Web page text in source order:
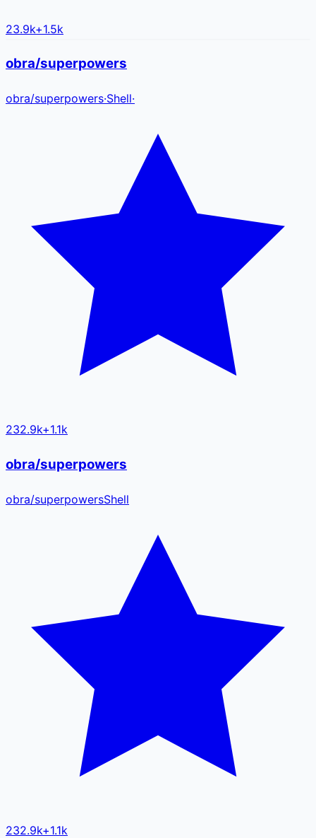
23.9k+1.5k
obra/superpowers
obra/superpowers·Shell·
232.9k+1.1k
obra/superpowers
obra/superpowersShell
232.9k+1.1k